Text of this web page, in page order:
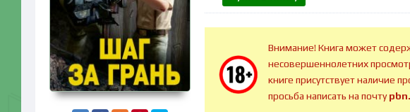
Внимание! Книга может
несовершеннолетних
книге присутствует наличие
просьба написать на почту